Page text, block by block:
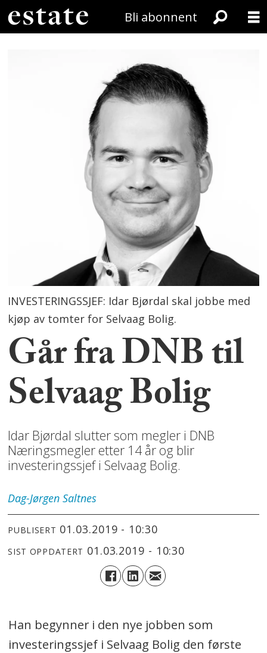
Bli abonnent
INVESTERINGSSJEF: Idar Bjørdal skal jobbe med
kjøp av tomter for Selvaag Bolig.
Går fra DNB til
Selvaag Bolig
Idar Bjørdal slutter som megler i DNB
Næringsmegler etter 14 år og blir
investeringssjef i Selvaag Bolig.
Dag-Jørgen Saltnes
PUBLISERT 01.03.2019 - 10:30
SIST OPPDATERT 01.03.2019 - 10:30
Han begynner i den nye jobben som
investeringssjef i Selvaag Bolig den første